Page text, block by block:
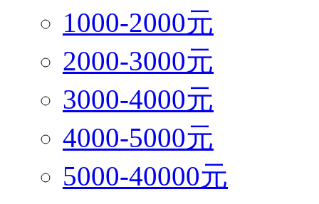
1000-2000元
2000-3000元
3000-4000元
4000-5000元
5000-40000元